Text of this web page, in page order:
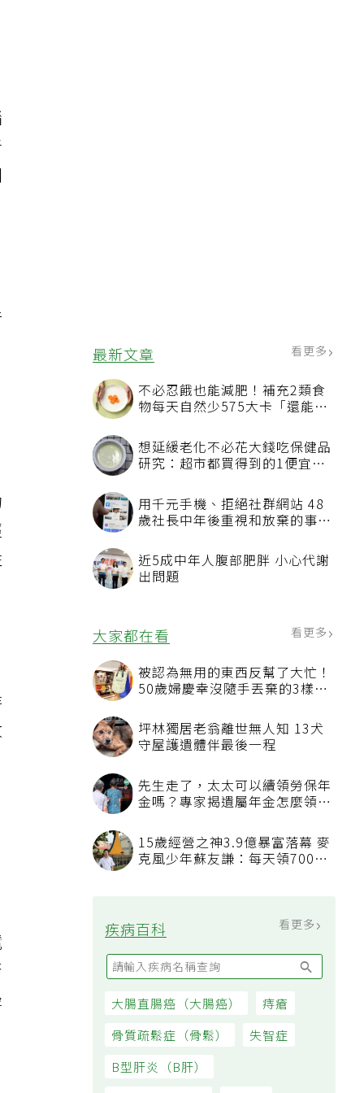
最新文章 看更多
不必忍餓也能減肥！補充2類食
物每天自然少575大卡「還能吃
想延緩老化不必花大錢吃保健品
研究：超市都買得到的1便宜食
用千元手機、拒絕社群網站 48
歲社長中年後重視和放棄的事：
近5成中年人腹部肥胖 小心代謝
出問題
大家都在看
被認為無用的東西反幫了大忙！
50歲婦慶幸沒隨手丟棄的3樣物
坪林獨居老翁離世無人知 13犬
守屋護遺體伴最後一程
先生走了，太太可以續領勞保年
15歲經營之神3.9億暴富落幕 麥
克風少年蘇友謙：每天領700元
疾病百科